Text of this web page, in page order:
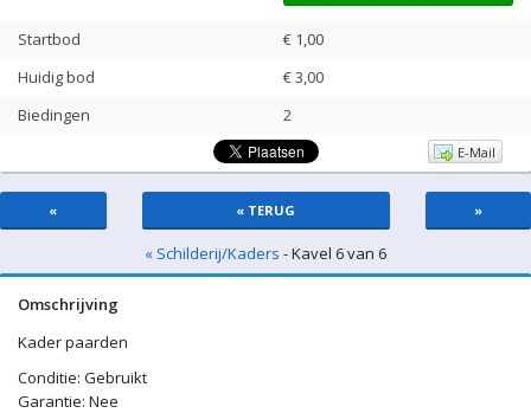
Startbod
€ 1,00
Huidig bod
€3,00
Biedingen
2
E-Mail
« « TERUG »
« Schilderij/Kaders - Kavel 6 van 6
Omschrijving
Kader paarden
Conditie: Gebruikt
Garantie: Nee